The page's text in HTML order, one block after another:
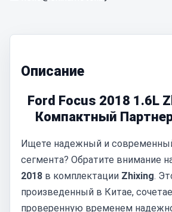
Описание
Ford Focus 2018 1.6L
Компактный
Ищете надежный и
сегмента? Обратите внимание
2018 в комплектации Zhixing.
произведенный в Китае,
проверенную временем